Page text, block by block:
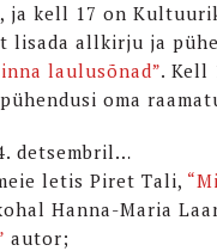
ja kell 17 on
lisada allkirju ja
laulusõnad”. Kell
oma
detsembril…
letis Piret Tali,
Hanna-Maria
autor;